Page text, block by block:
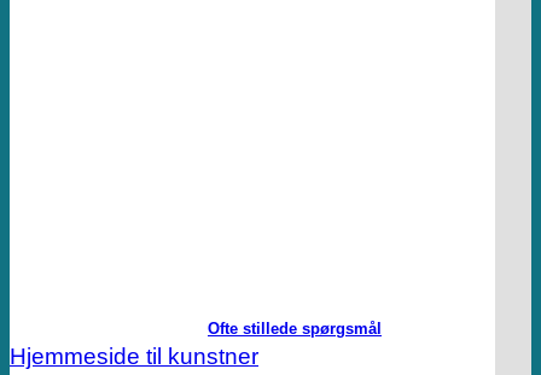
Ofte stillede spørgsmål
Hjemmeside til kunstner